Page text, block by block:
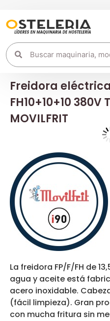
Freidora
FH10+10+10 380V
MOVILFRIT
La freidora FP/F/FH de
agua y aceite está
acero inoxidable.
(fácil limpieza). Gran
con mucha fritura sin